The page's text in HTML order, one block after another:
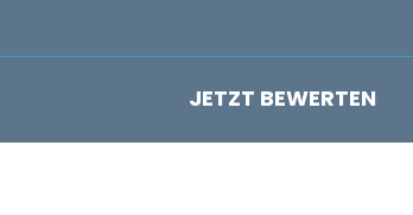
JETZT BEWERTEN